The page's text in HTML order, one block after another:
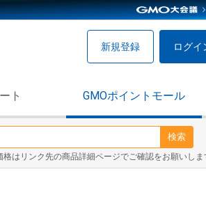
新規登録 ログイ
ト GMOポイントモール
検索
はリンク先の商品詳細ページでご確認をお願いしま